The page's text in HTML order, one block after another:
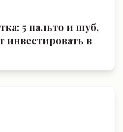
5 пальто и шуб,
инвестировать в